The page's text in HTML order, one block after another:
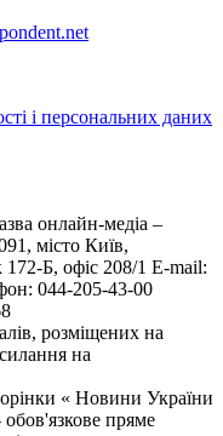
і персональних даних
онлайн-медіа –
місто Київ,
Б, офіс 208/1 E-mail:
044-205-43-00
розміщених на
на
« Новини України
обов'язкове пряме